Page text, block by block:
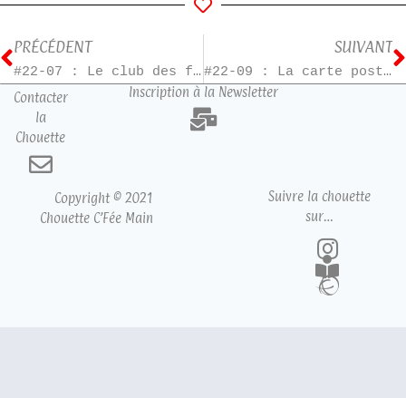
PRÉCÉDENT
#22-07 : Le club des feignasses
SUIVANT
#22-09 : La carte postale
Contacter
la
Chouette
Inscription à la Newsletter
Copyright © 2021
Chouette C’Fée Main
Suivre la chouette
sur…